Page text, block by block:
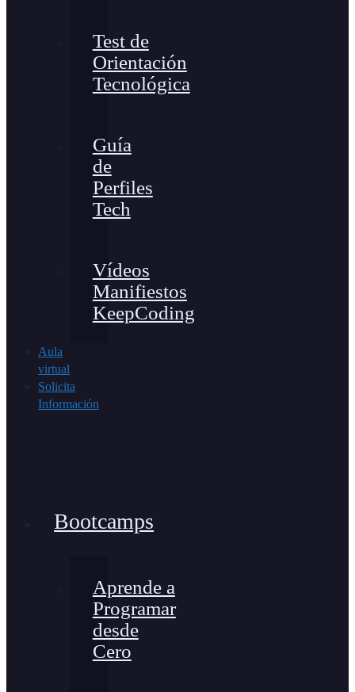
Test de
Orientación
Tecnológica
Guía
de
Perfiles
Tech
Vídeos
Manifiestos
KeepCoding
Aula
virtual
Solicita
Información
Bootcamps
Aprende a
Programar
desde
Cero